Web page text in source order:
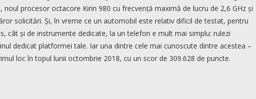
procesor octacore Kirin 980 cu frecvență maximă de lucru de 2,6 GHz și
solicitări. Și, în vreme ce un automobil este relativ dificil de testat, pentru
cât și de instrumente dedicate, la un telefon e mult mai simplu: rulezi
dedicat platformei tale. Iar una dintre cele mai cunoscute dintre acestea –
loc în topul lunii octombrie 2018, cu un scor de 309.628 de puncte.